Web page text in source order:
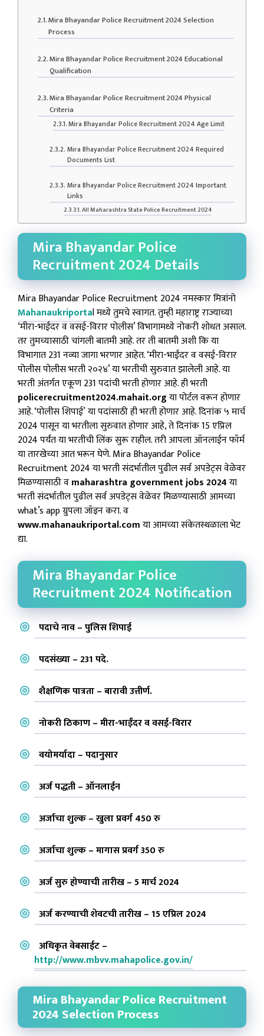
Mira Bhayandar Police Recruitment 2024 Selection
Process
Mira Bhayandar Police Recruitment 2024 Educational
Qualification
Mira Bhayandar Police Recruitment 2024 Physical
Criteria
Mira Bhayandar Police Recruitment 2024 Age Limit
Mira Bhayandar Police Recruitment 2024 Required
Documents List
Mira Bhayandar Police Recruitment 2024 Important
Links
All Maharashtra State Police Recruitment 2024
Mira Bhayandar Police
Recruitment 2024 Details
Mira Bhayandar Police Recruitment 2024 नमस्कार मित्रांनो
Mahanaukriportal मध्ये तुमचे स्वागत. तुम्ही महाराष्ट्र राज्याच्या
‘मीरा-भाईंदर व वसई-विरार पोलीस’ विभागामध्ये नोकरी शोधत असाल.
तर तुमच्यासाठी चांगली बातमी आहे. तर ती बातमी अशी कि या
विभागात 231 नव्या जागा भरणार आहेत. ‘मीरा-भाईंदर व वसई-विरार
पोलीस पोलीस भरती २०२४’ या भरतीची सुरुवात झालेली आहे. या
भरती अंतर्गत एकूण 231 पदांची भरती होणार आहे. ही भरती
policerecruitment2024.mahait.orgया पोर्टल वरून होणार
आहे. ‘पोलीस शिपाई’ या पदांसाठी ही भरती होणार आहे. दिनांक ५ मार्च
2024 पासून या भरतीला सुरुवात होणार आहे, ते दिनांक 15 एप्रिल
2024 पर्यंत या भरतीची लिंक सुरू राहील. तरी आपला ऑनलाईन फॉर्म
या तारखेच्या आत भरून घेणे. Mira Bhayandar Police
Recruitment 2024या भरती संदर्भातील पुढील सर्व अपडेट्स वेळेवर
मिळण्यासाठी वmaharashtra government jobs 2024या
भरती संदर्भातील पुढील सर्व अपडेट्स वेळेवर मिळण्यासाठी आमच्या
what’s app ग्रुपला जॉइन करा. व
www.mahanaukriportal.comया आमच्या संकेतस्थळाला भेट
द्या.
Mira Bhayandar Police
Recruitment 2024 Notification
पदाचे नाव – पुलिस शिपाई
पदसंख्या – 231 पदे.
शैक्षणिक पात्रता – बारावी उत्तीर्ण.
नोकरी ठिकाण – मीरा-भाईंदर व वसई-विरार
वयोमर्यादा – पदानुसार
अर्ज पद्धती – ऑनलाईन
अर्जाचा शुल्क – खुला प्रवर्ग 450 रु
अर्जाचा शुल्क – मागास प्रवर्ग 350 रु
अर्ज सुरु होण्याची तारीख – 5 मार्च 2024
अर्ज करण्याची शेवटची तारीख – 15 एप्रिल 2024
अधिकृत वेबसाईट –
http://www.mbvv.mahapolice.gov.in/
Mira Bhayandar Police Recruitment
2024 Selection Process